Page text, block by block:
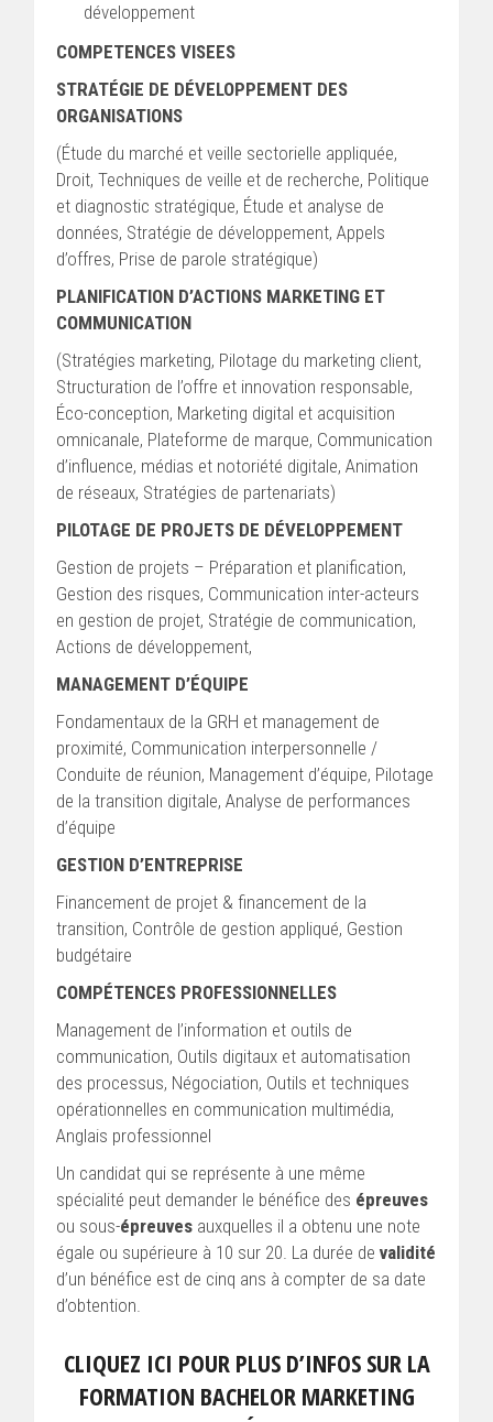
développement
COMPETENCES VISEES
STRATÉGIE DE DÉVELOPPEMENT DES
ORGANISATIONS
(Étude du marché et veille sectorielle appliquée,
Droit, Techniques de veille et de recherche, Politique
et diagnostic stratégique, Étude et analyse de
données, Stratégie de développement, Appels
d’offres, Prise de parole stratégique)
PLANIFICATION D’ACTIONS MARKETING ET
COMMUNICATION
(Stratégies marketing, Pilotage du marketing client,
Structuration de l’offre et innovation responsable,
Éco-conception, Marketing digital et acquisition
omnicanale, Plateforme de marque, Communication
d’influence, médias et notoriété digitale, Animation
de réseaux, Stratégies de partenariats)
PILOTAGE DE PROJETS DE DÉVELOPPEMENT
Gestion de projets – Préparation et planification,
Gestion des risques, Communication inter-acteurs
en gestion de projet, Stratégie de communication,
Actions de développement,
MANAGEMENT D’ÉQUIPE
Fondamentaux de la GRH et management de
proximité, Communication interpersonnelle /
Conduite de réunion, Management d’équipe, Pilotage
de la transition digitale, Analyse de performances
d’équipe
GESTION D’ENTREPRISE
Financement de projet & financement de la
transition, Contrôle de gestion appliqué, Gestion
budgétaire
COMPÉTENCES PROFESSIONNELLES
Management de l’information et outils de
communication, Outils digitaux et automatisation
des processus, Négociation, Outils et techniques
opérationnelles en communication multimédia,
Anglais professionnel
Un candidat qui se représente à une même
spécialité peut demander le bénéfice des épreuves
ou sous-épreuves auxquelles il a obtenu une note
égale ou supérieure à 10 sur 20. La durée de validité
d’un bénéfice est de cinq ans à compter de sa date
d’obtention.
CLIQUEZ ICI POUR PLUS D’INFOS SUR LA
FORMATION BACHELOR MARKETING